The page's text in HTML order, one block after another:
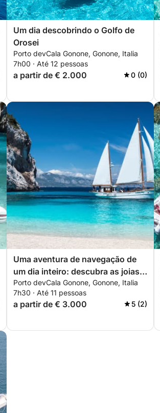
Um dia descobrindo o Golfo de
Orosei
Porto devCala Gonone, Gonone, Italia
7h00 · Até 12 pessoas
a partir de € 2.000 0 (0)
Uma aventura de navegação de
um dia inteiro: descubra as joias
escondidas da Sardenha
Porto devCala Gonone, Gonone, Italia
7h30 · Até 11 pessoas
a partir de € 3.000 5 (2)